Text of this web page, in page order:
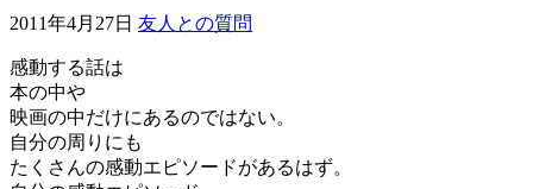
2011年4月27日 友人との質問
感動する話は
本の中や
映画の中だけにあるのではない。
自分の周りにも
たくさんの感動エピソードがあるはず。